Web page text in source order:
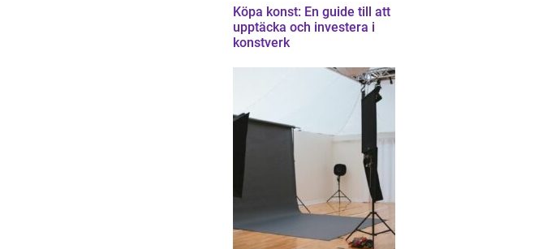
Köpa konst: En guide till att
upptäcka och investera i
konstverk